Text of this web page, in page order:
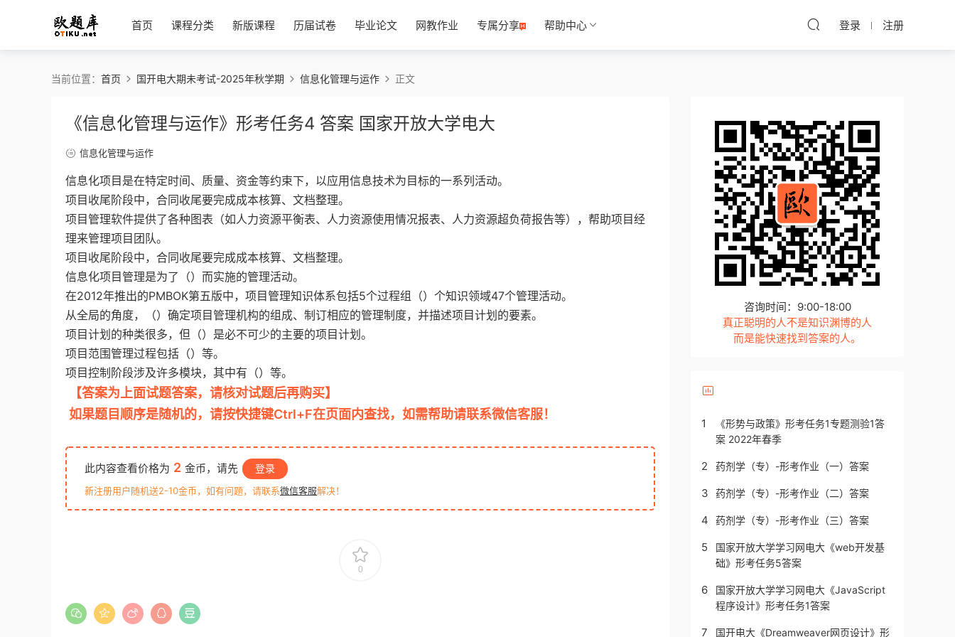
首页 课程分类 新版课程 历届试卷 毕业论文 网教作业 专属分享 帮助中心 登录 注册
当前位置： 首页 国开电大期未考试-2025年秋学期 信息化管理与运作 正文
《信息化管理与运作》形考任务4 答案 国家开放大学电大
信息化管理与运作
信息化项目是在特定时间、质量、资金等约束下，以应用信息技术为目标的一系列活动。
项目收尾阶段中，合同收尾要完成成本核算、文档整理。
项目管理软件提供了各种图表（如人力资源平衡表、人力资源使用情况报表、人力资源超负荷报告等），帮助项目经
理来管理项目团队。
项目收尾阶段中，合同收尾要完成成本核算、文档整理。
信息化项目管理是为了（）而实施的管理活动。
在2012年推出的PMBOK第五版中，项目管理知识体系包括5个过程组（）个知识领域47个管理活动。
从全局的角度，（）确定项目管理机构的组成、制订相应的管理制度，并描述项目计划的要素。
项目计划的种类很多，但（）是必不可少的主要的项目计划。
项目范围管理过程包括（）等。
项目控制阶段涉及许多模块，其中有（）等。
【答案为上面试题答案，请核对试题后再购买】
如果题目顺序是随机的，请按快捷键Ctrl+F在页面内查找，如需帮助请联系微信客服！
此内容查看价格为 2 金币，请先 登录
新注册用户随机送2-10金币，如有问题，请联系微信客服解决！
0
咨询时间：9:00-18:00
真正聪明的人不是知识渊博的人
而是能快速找到答案的人。
1
《形势与政策》形考任务1专题测验1答
案 2022年春季
2 药剂学（专）-形考作业（一）答案
3 药剂学（专）-形考作业（二）答案
4 药剂学（专）-形考作业（三）答案
5
国家开放大学学习网电大《web开发基
础》形考任务5答案
6
国家开放大学学习网电大《JavaScript
程序设计》形考任务1答案
7 国开电大《Dreamweaver网页设计》形